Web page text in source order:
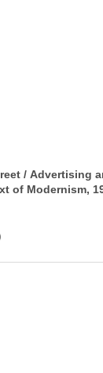
/ Advertising
of Modernism,